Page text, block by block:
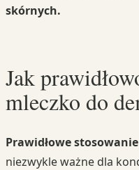
skórnych.
Jak
mleczko do
Prawidłowe stosowanie
niezwykle ważne dla